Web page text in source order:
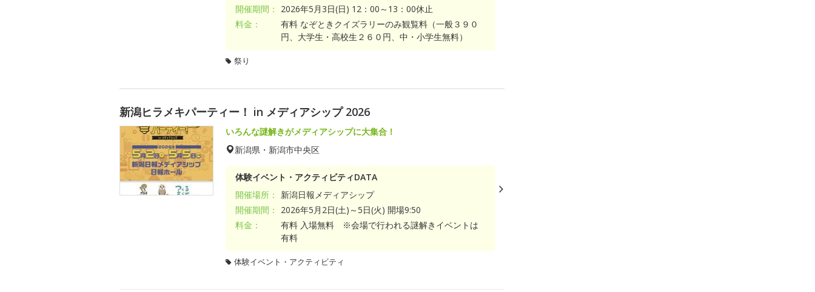
開催期間：
2026年5月3日(日) 12：00～13：00休止
料金：
有料 なぞときクイズラリーのみ観覧料（一般３９０
円、大学生・高校生２６０円、中・小学生無料）
祭り
新潟ヒラメキパーティー！ in メディアシップ 2026
いろんな謎解きがメディアシップに大集合！
新潟県・新潟市中央区
体験イベント・アクティビティDATA
開催場所：
新潟日報メディアシップ
開催期間：
2026年5月2日(土)～5日(火) 開場9:50
料金：
有料 入場無料 ※会場で行われる謎解きイベントは
有料
体験イベント・アクティビティ